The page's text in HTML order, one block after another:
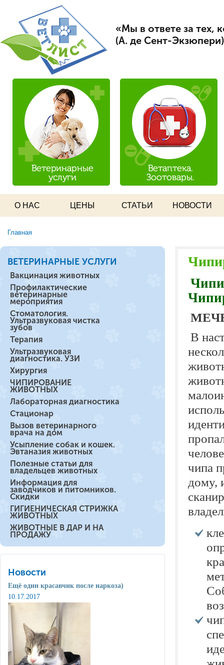
«Мы в ответе за тех,
(А. де Сент-Экзюпери)
О НАС ЦЕНЫ СТАТЬИ НОВОСТИ
Вы здесь
Главная
ВЕТЕРИНАРНЫЕ УСЛУГИ
Вакцинация животных
Профилактические
ветеринарные
мероприятия
Стоматология.
Ультразвуковая чистка
зубов
Терапия
Ультразвуковая
диагностика. УЗИ
Хирургия
ЧИПИРОВАНИЕ
ЖИВОТНЫХ
Лабораторная диагностика
Стационар
Вызов ветеринарного
врача на дом
Усыпление собак и кошек.
Эвтаназия животных
Полезные статьи для
владельцев животных
Информация для
заводчиков и питомников.
Скидки
ГИГИЕНИЧЕСКАЯ СТРИЖКА
ЖИВОТНЫХ
ЖИВОТНЫЕ В ДАР И НА
ПРОДАЖУ
Новости
Ещё один красавчик после наркоза)
10.17.2017
В
чипа
дому,